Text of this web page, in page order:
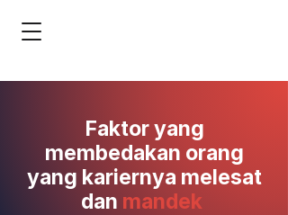
Faktor yang
membedakan orang
yang kariernya melesat
dan mandek